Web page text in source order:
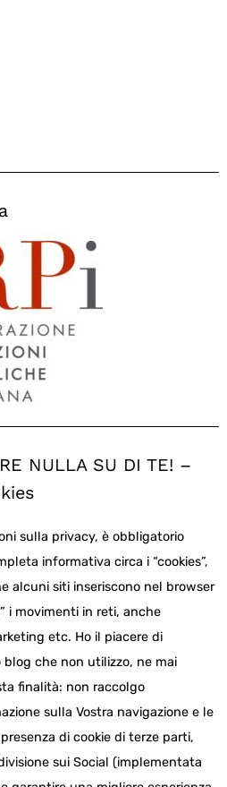
NULLA SU DI TE! –
sulla privacy, è obbligatorio
informativa circa i “cookies”,
alcuni siti inseriscono nel browser
i movimenti in reti, anche
etc. Ho il piacere di
che non utilizzo, ne mai
finalità: non raccolgo
sulla Vostra navigazione e le
di cookie di terze parti,
sui Social (implementata